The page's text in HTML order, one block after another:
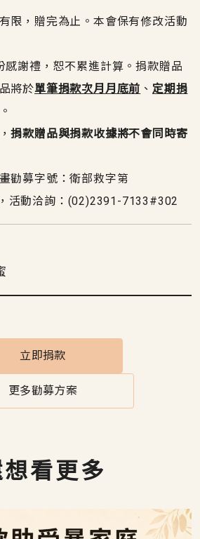
限，贈完為止。本會保有修改活動
感謝禮，恕不累進計算。捐款贈品
將於單筆捐款次月月底前 、 定期捐
捐款贈品與捐款收據將不會同時寄
勸募字號：衛部救字第
活動洽詢：(02)2391-7133#302
立即捐款
更多勸募方案
看更多